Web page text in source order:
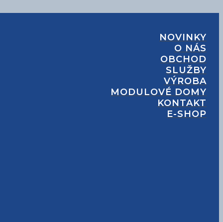
NOVINKY
O NÁS
OBCHOD
SLUŽBY
VÝROBA
MODULOVÉ DOMY
KONTAKT
E-SHOP